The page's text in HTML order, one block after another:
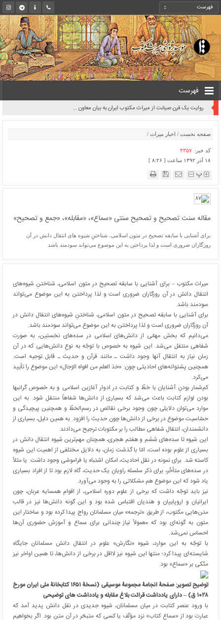
فهرست
رونمایی از اسناد کهن و مکتوب تاریخی آیین اربعین در حرم رضوی
صفحه نخست / اخبار میراث /
کد خبر: ۴۳۵۷
۱۸ آذر ۱۳۹۲ ساعت [ ۸:۲۶ ]
پ
مقاله سنت تصحیح و تصحیح سنتی «سماع»، «مقابله»، «جمع و تصحیح»
برای آشنایی با سابقه تصحیح در متون اسلامی، شناختنِ شیوه‌ های انتقال دانش در آن
روزگاران ضروری است و لذا پرداختن به این موضوع می‌تواند سودمند باشد
میراث مکتوب – برای آشنایی با سابقه تصحیح در متون اسلامی، شناختنِ شیوه‌های
انتقال دانش در آن روزگاران ضروری است و لذا پرداختن به این موضوع می‌تواند
سودمند باشد.
برای آشنایی با سابقه تصحیح در متون اسلامی، شناختنِ شیوه‌های انتقال دانش در
آن روزگاران ضروری است و لذا پرداختن به این موضوع می‌تواند سودمند باشد.
می‌دانیم که بخش مهمّی از دانش‌های اسلامی در سده‌های نخستین، به صورت
شفاهی منتقل می‌شد. این شیوه به خصوص با توجّه به نوعِ دانش‌هایی که در آن
زمان نیاز به انتقال آن‏ها‏‏‏ وجود داشت ـ مانند قرآن و حدیث ـ قابل توجیه است.
همچنین پشتوانه‌های احادیثی چون: «خذ العلم من افواه الرّجال» این موضوع را تأیید
می‌کرد.
کم‌شمار بودنِ آشنایان با خطّ و کتابت در ادوار آغازین اسلامی و به خصوص گرانبها
بودن لوازم کتابت باعث می‌شد که بسیاری از دانش‌ها شفاهاً منتقل شود. به این
موارد می‌توان دلایلی چون وجود برخی نقائص در رسم‌الخطّ و همچنین پیچیدگی و
حسّاسیت موضوع در برخی از دانش‌ها چون حدیث را افزود. به همین دلیل، بسیاری از
دانشمندان، انتقال شفاهی مطالب را بر مکتوبات ترجیح می‌دادند.
این شیوه تا سده‌های ششم و هفتم هجری، همچنان مهم‌ترین شیوه انتقال دانش در
بسیاری از علوم بوده است، امّا با گذشت زمان، به دلایل مختلفی از اهمیت این شیوه
کاسته شد. برای نمونه در نقل احادیث، امکان اشتباه یا فراموشی وجود داشت. یا مثلاً
در سده‌های متأخّر، برای ذکر سلسله راویانِ یک حدیث، گاه لازم بود تا از افراد بسیاری
یاد شود که این موضوع هم مشکلاتی را به وجود می‌آورد.
نیز باید توجّه داشت که برخی از علوم دوره اسلامی، از اقوام همسایه عربان، چون
ایرانیان و اروپاییان و هندیان اقتباس شده بود و این گونه دانش‌ها نیز در قالب
متن‌هایی مکتوب، از طریق «ترجمه» میان مسلمانان رواج پیدا کرده بود و ساختار این
متون به گونه‌ای بود که معمولاً نیاز چندانی برای سماع و آموزش حضوری آن‌ها
احساس نمی‌شد.
با توجّه به این موارد، شیوه «نگارش» علوم در انتقال دانش مسلمانان جایگاه
شایسته‌ای پیدا کرد؛ منتها این شیوه نیز لااقل در برخی از دانش‌ها، تا همین اواخر نیز
متّکی بر «سماع» بود.
توضیح تصویر: صفحۀ انجامۀ مجموعۀ موسیقی (نسخۀ ۱۶۵۱ کتابخانۀ ملی ایران مورخ
۱۰۲۸ ق) – دارای یادداشت قرائت بلاغ مقابله و یادداشت های توضیحی
با ورود عنصر کتابت در میان مسلمانان، شیوه جدیدی در نقل دانش پدید آمد که
عبارت بود از «سماعِ کتاب» نزد مؤلّف یا کسی که متبحّر در آن متن بود. اگر بخواهیم